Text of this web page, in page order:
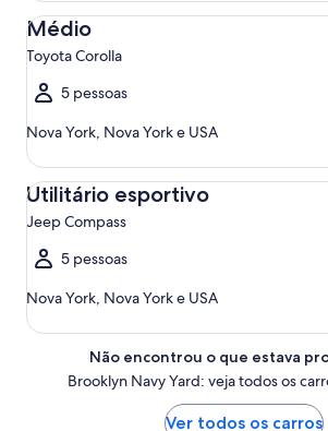
Médio
Toyota Corolla
5 pessoas
Nova York, Nova York e USA
Médio Toyota Corolla
Utilitário esportivo
Jeep Compass
5 pessoas
Nova York, Nova York e USA
Utilitário esportivo Jeep Compass
Não encontrou o que estava
Brooklyn Navy Yard: veja todos os
Ver todos os carros